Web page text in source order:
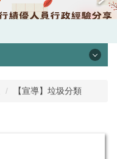
【宣導】垃圾分類